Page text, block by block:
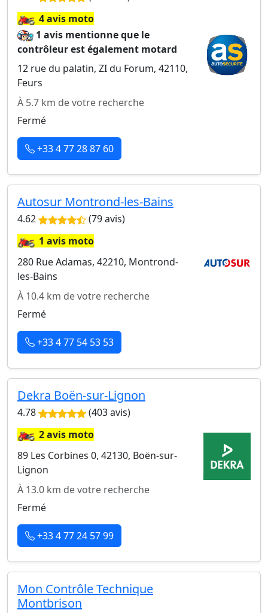
🏍️4 avis moto
1 avis mentionne que le
contrôleur est également motard
12 rue du palatin, ZI du Forum, 42110,
Feurs
À 5.7 km de votre recherche
Fermé
+33 4 77 28 87 60
Autosur Montrond-les-Bains
4.62 (79 avis)
🏍️1 avis moto
280 Rue Adamas, 42210, Montrond-
les-Bains
À 10.4 km de votre recherche
Fermé
+33 4 77 54 53 53
Dekra Boën-sur-Lignon
4.78 (403 avis)
🏍️2 avis moto
89 Les Corbines 0, 42130, Boën-sur-
Lignon
À 13.0 km de votre recherche
Fermé
+33 4 77 24 57 99
Mon Contrôle Technique
Montbrison